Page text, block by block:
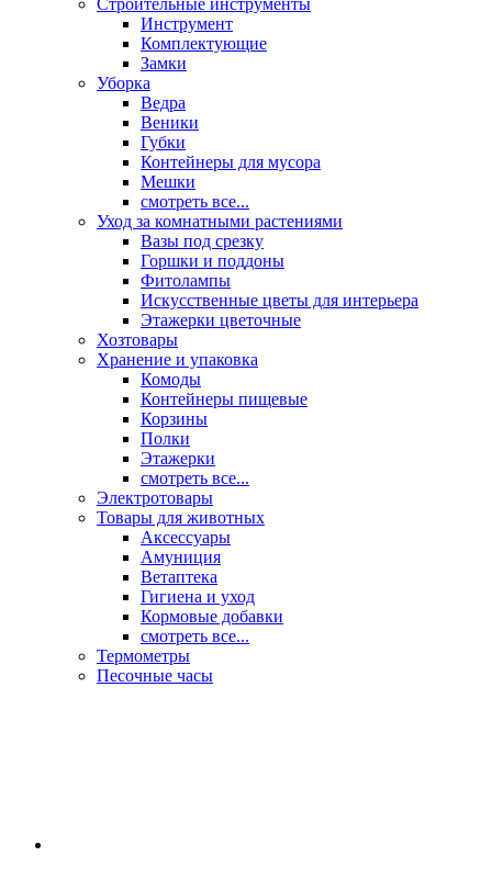
Строительные инструменты
Инструмент
Комплектующие
Замки
Уборка
Ведра
Веники
Губки
Контейнеры для мусора
Мешки
смотреть все...
Уход за комнатными растениями
Вазы под срезку
Горшки и поддоны
Фитолампы
Искусственные цветы для интерьера
Этажерки цветочные
Хозтовары
Хранение и упаковка
Комоды
Контейнеры пищевые
Корзины
Полки
Этажерки
смотреть все...
Электротовары
Товары для животных
Аксессуары
Амуниция
Ветаптека
Гигиена и уход
Кормовые добавки
смотреть все...
Термометры
Песочные часы